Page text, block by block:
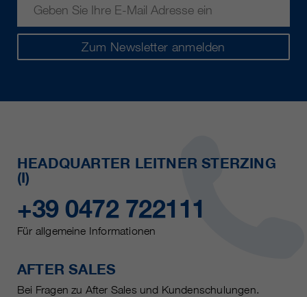
Zum Newsletter anmelden
HEADQUARTER LEITNER STERZING
(I)
+39 0472 722111
Für allgemeine Informationen
AFTER SALES
Bei Fragen zu After Sales und Kundenschulungen.